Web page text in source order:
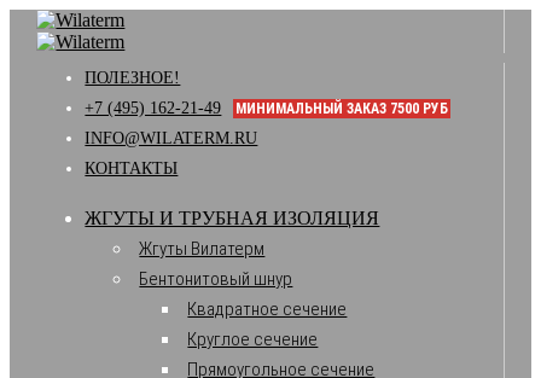
ПОЛЕЗНОЕ!
+7 (495) 162-21-49
МИНИМАЛЬНЫЙ ЗАКАЗ 7500 РУБ
INFO@WILATERM.RU
КОНТАКТЫ
ЖГУТЫ И ТРУБНАЯ ИЗОЛЯЦИЯ
Жгуты Вилатерм
Бентонитовый шнур
Квадратное сечение
Круглое сечение
Прямоугольное сечение